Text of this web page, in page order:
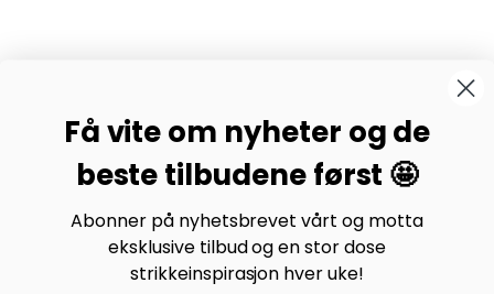
Bli medlem av Bystrikk-forumet vårt på Facebook og
møt både designere og teststrikkere, samt 31.000
andre Bystrikkere som deler erfaringer, bilder og
inspirasjon.
Bli medlem her.
Få vite om nyheter og de
beste tilbudene først 🤩
Abonner på nyhetsbrevet vårt og motta
eksklusive tilbud og en stor dose
strikkeinspirasjon hver uke!